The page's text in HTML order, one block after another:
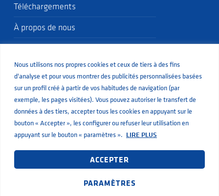
Nous utilisons nos propres cookies et ceux de tiers à des fins
d'analyse et pour vous montrer des publicités personnalisées basées
sur un profil créé à partir de vos habitudes de navigation (par
exemple, les pages visitées). Vous pouvez autoriser le transfert de
données à des tiers, accepter tous les cookies en appuyant sur le
bouton « Accepter », les configurer ou refuser leur utilisation en
appuyant sur le bouton « paramètres ». LIRE PLUS
PARAMÈTRES
ACCEPTER
Téléchargements
À propos de nous
Blog
© Aiguapres Mentions légales Confidentialité
Cookies
Développement Web par Inbuze
Ce site est protégé par reCAPTCHA. LesRègles de confidentialité
Conditions d’utilisationde Google s’appliquent.